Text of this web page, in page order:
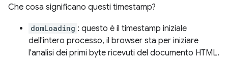
Che cosa significano questi timestamp?
domLoading : questo è il timestamp iniziale
dell'intero processo, il browser sta per iniziare
l'analisi dei primi byte ricevuti del documento HTML.